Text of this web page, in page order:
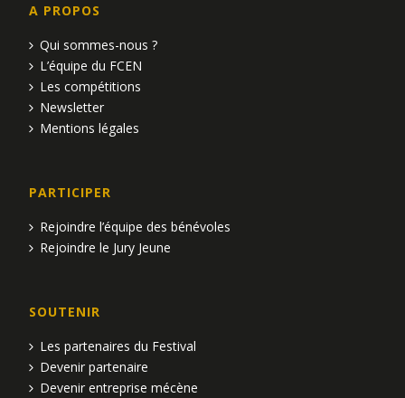
A PROPOS
Qui sommes-nous ?
L’équipe du FCEN
Les compétitions
Newsletter
Mentions légales
PARTICIPER
Rejoindre l’équipe des bénévoles
Rejoindre le Jury Jeune
SOUTENIR
Les partenaires du Festival
Devenir partenaire
Devenir entreprise mécène